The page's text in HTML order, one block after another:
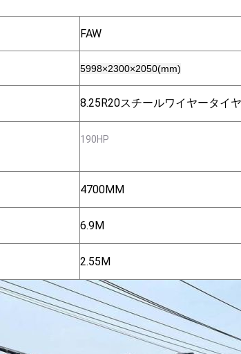
FAW
5998×2300×2050(mm)
8.25R20スチールワイヤータイヤ
190HP
4700MM
6.9M
2.55M